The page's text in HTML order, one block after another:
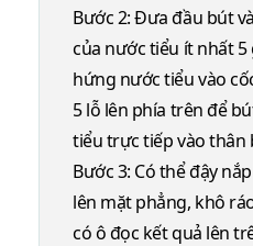
Bước 2: Đưa đầu bút
của nước tiểu ít nhất 5
hứng nước tiểu vào
5 lỗ lên phía trên để
tiểu trực tiếp vào thân
Bước 3: Có thể đậy
lên mặt phẳng, khô
có ô đọc kết quả lên